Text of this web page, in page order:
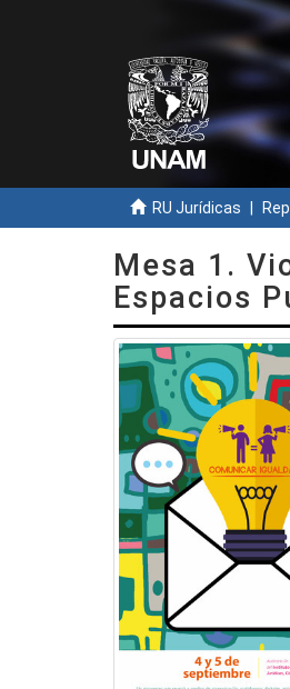
RU Jurídicas
Mesa 1.
Espacios